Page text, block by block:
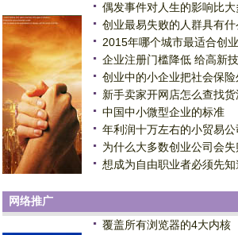
偶发事件对人生的影响比
创业最易失败的人群具有什
2015年哪个城市最适合创
企业注册门槛降低 给高新
创业中的小企业把社会保
新手卖家开网店怎么查找货
中国中小微型企业的标准
年利润十万左右的小贸易
为什么大多数创业公司会失
想成为自由职业者必须先
网络推广
覆盖所有浏览器的4大内核